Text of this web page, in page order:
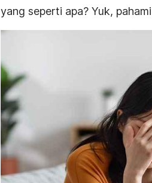
yang seperti apa? Yuk,